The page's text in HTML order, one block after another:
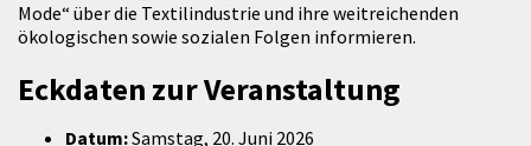
Mode“ über die Textilindustrie und ihre weitreichenden
ökologischen sowie sozialen Folgen informieren.
Eckdaten zur Veranstaltung
Datum:Samstag, 20. Juni 2026